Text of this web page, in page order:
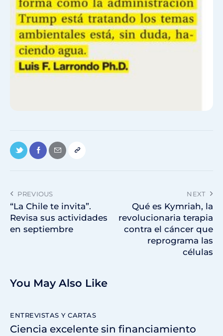
PREVIOUS
“La Chile te invita”.
Revisa sus actividades
en septiembre
NEXT
Qué es Kymriah, la
revolucionaria terapia
contra el cáncer que
reprograma las
células
You May Also Like
ENTREVISTAS Y CARTAS
Ciencia excelente sin financiamiento